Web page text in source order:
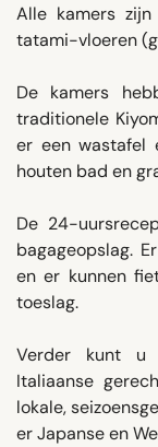
Alle kamers
tatami-vloeren
De kamers
traditionele
er een wastafel
houten bad en
De 24-
bagageopslag.
en er kunnen
toeslag.
Verder kunt u
Italiaanse
lokale,
er Japanse en